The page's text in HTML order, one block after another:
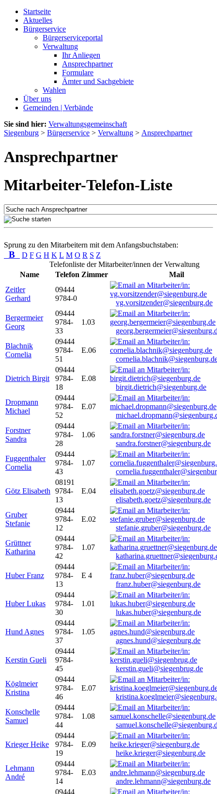
Startseite
Aktuelles
Bürgerservice
Bürgerserviceportal
Verwaltung
Ihr Anliegen
Ansprechpartner
Formulare
Ämter und Sachgebiete
Wahlen
Über uns
Gemeinden | Verbände
Sie sind hier: Verwaltungsgemeinschaft
Siegenburg > Bürgerservice > Verwaltung > Ansprechpartner
Ansprechpartner
Mitarbeiter-Telefon-Liste
Sprung zu den Mitarbeitern mit dem Anfangsbuchstaben:
B D F G H K L M O R S Z
Telefonliste der Mitarbeiter/innen der Verwaltung
Name
Telefon Zimmer
Mail
Zeitler
Gerhard
09444
9784-0
vg.vorsitzender@siegenburg.de
Bergermeier
Georg
09444
9784-
33
1.03
Blachnik
Cornelia
09444
9784-
51
E.06
Dietrich Birgit
09444
9784-
18
E.08
birgit.dietrich@siegenburg.de
Dropmann
Michael
09444
9784-
52
E.07
Forstner
Sandra
09444
9784-
28
1.06
sandra.forstner@siegenburg.de
Fuggenthaler
Cornelia
09444
9784-
43
1.07
Götz Elisabeth
08191
9784-
13
E.04
elisabeth.goetz@siegenburg.de
Gruber
Stefanie
09444
9784-
12
E.02
stefanie.gruber@siegenburg.de
Grüttner
Katharina
09444
9784-
42
1.07
Huber Franz
09444
9784-
13
E 4
franz.huber@siegenburg.de
Huber Lukas
09444
9784-
30
1.01
lukas.huber@siegenburg.de
Hund Agnes
09444
9784-
37
1.05
agnes.hund@siegenburg.de
Kerstin Gueli
09444
9784-
45
kerstin.gueli@siegenbrug.de
Köglmeier
Kristina
09444
9784-
46
E.07
Konschelle
Samuel
09444
9784-
44
1.08
Krieger Heike
09444
9784-
19
E.09
heike.krieger@siegenburg.de
Lehmann
André
09444
9784-
14
E.03
andre.lehmann@siegenburg.de
09444